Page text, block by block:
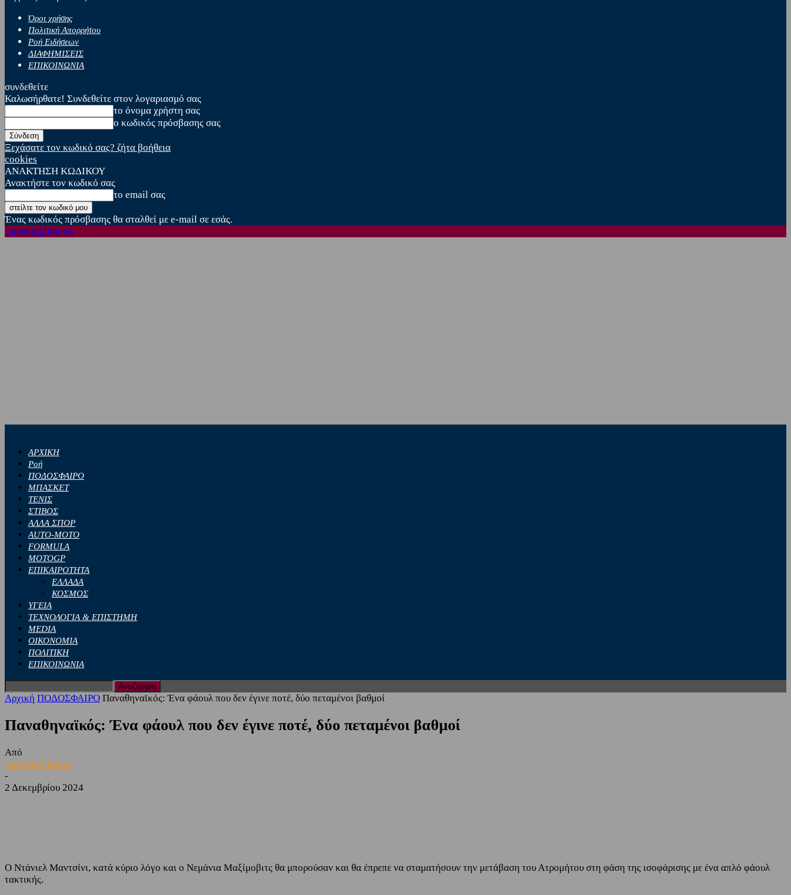
Όροι χρήσης
Πολιτική Απορρήτου
Ροή Ειδήσεων
ΔΙΑΦΗΜΙΣΕΙΣ
ΕΠΙΚΟΙΝΩΝΙΑ
συνδεθείτε
Καλωσήρθατε! Συνδεθείτε στον λογαριασμό σας
το όνομα χρήστη σας
ο κωδικός πρόσβασης σας
Ξεχάσατε τον κωδικό σας? ζήτα βοήθεια
cookies
ΑΝΑΚΤΗΣΗ ΚΩΔΙΚΟΥ
Ανακτήστε τον κωδικό σας
το email σας
Ένας κωδικός πρόσβασης θα σταλθεί με e-mail σε εσάς.
sporting24news
ΑΡΧΙΚΗ
Ροή
ΠΟΔΟΣΦΑΙΡΟ
ΜΠΑΣΚΕΤ
ΤΕΝΙΣ
ΣΤΙΒΟΣ
ΑΛΛΑ ΣΠΟΡ
AUTO-MOTO
FORMULA
MOTOGP
ΕΠΙΚΑΙΡΟΤΗΤΑ
ΕΛΛΑΔΑ
ΚΟΣΜΟΣ
ΥΓΕΙΑ
ΤΕΧΝΟΛΟΓΙΑ & ΕΠΙΣΤΗΜΗ
MEDIA
ΟΙΚΟΝΟΜΙΑ
ΠΟΛΙΤΙΚΗ
ΕΠΙΚΟΙΝΩΝΙΑ
Αρχική ΠΟΔΟΣΦΑΙΡΟ Παναθηναϊκός: Ένα φάουλ που δεν έγινε ποτέ, δύο πεταμένοι βαθμοί
Παναθηναϊκός: Ένα φάουλ που δεν έγινε ποτέ, δύο πεταμένοι βαθμοί
Από
sporting24news
-
2 Δεκεμβρίου 2024
Ο Ντάνιελ Μαντσίνι, κατά κύριο λόγο και ο Νεμάνια Μαξίμοβιτς θα μπορούσαν και θα έπρεπε να σταματήσουν την μετάβαση του Ατρομήτου στη φάση της ισοφάρισης με ένα απλό φάουλ
τακτικής.